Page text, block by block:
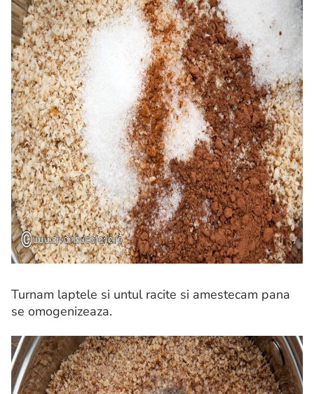
Turnam laptele si untul racite si amestecam pana
se omogenizeaza.